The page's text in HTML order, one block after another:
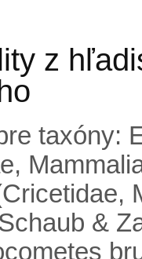
z
taxóny:
&